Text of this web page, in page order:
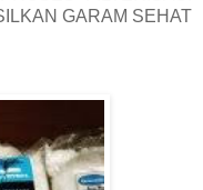
GARAM SEHAT